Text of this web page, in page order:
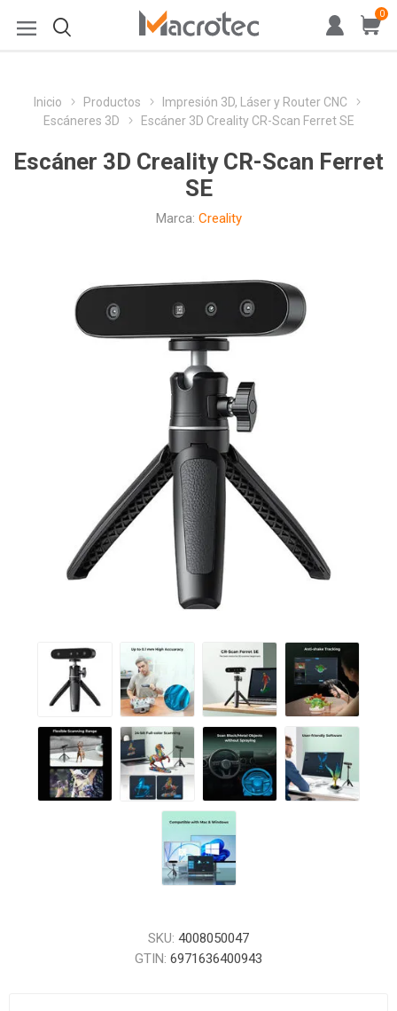
0
Inicio Productos
Impresión 3D, Láser y Router CNC
Escáneres 3D
Escáner 3D Creality CR-Scan Ferret SE
Escáner 3D Creality CR-Scan Ferret
SE
Marca: Creality
SKU: 4008050047
GTIN: 6971636400943